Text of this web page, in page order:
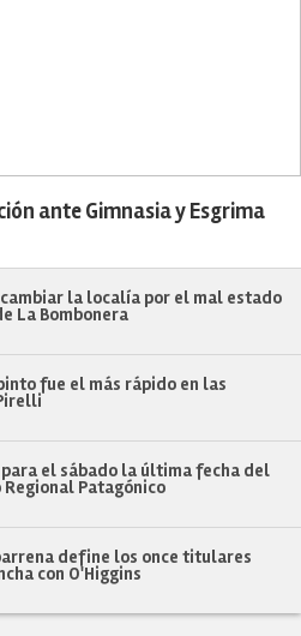
ante Gimnasia y Esgrima
cambiar la localía por el mal estado
La Bombonera
fue el más rápido en las
el sábado la última fecha del
Regional Patagónico
define los once titulares
con O'Higgins